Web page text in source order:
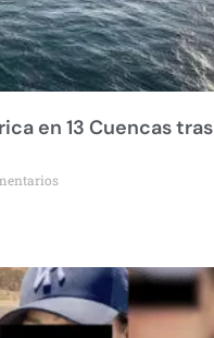
en 13 Cuencas tras